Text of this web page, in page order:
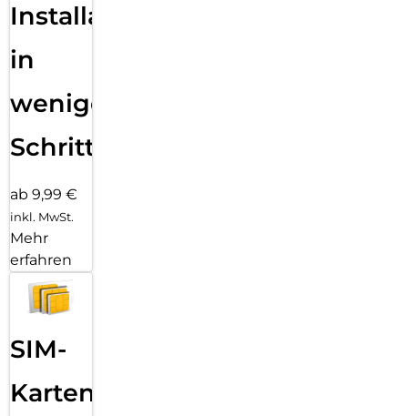
Installation
in
wenigen
Schritten
ab 9,99 €
inkl. MwSt.
Mehr
erfahren
SIM-
Karten